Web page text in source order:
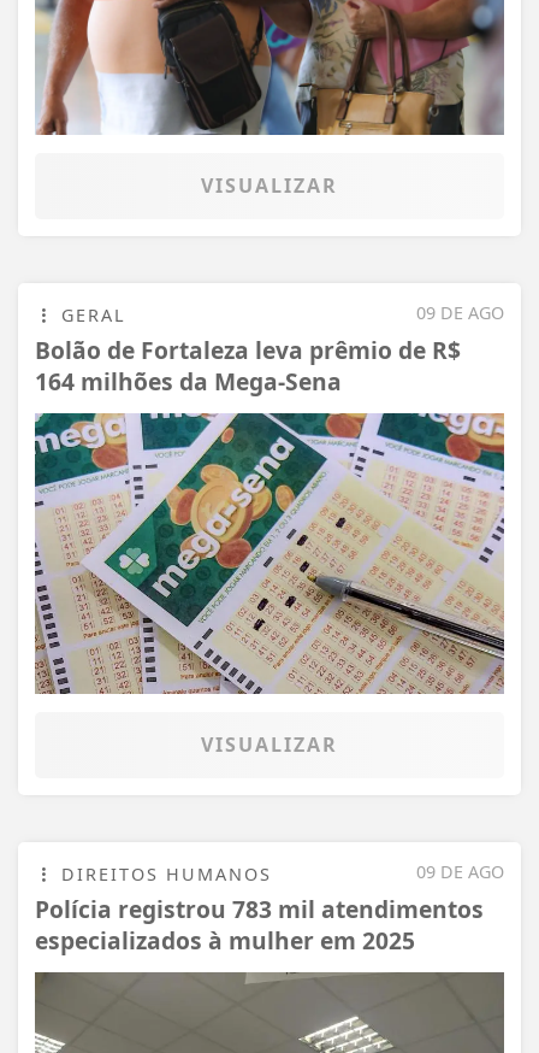
VISUALIZAR
09 DE AGO
GERAL
Bolão de Fortaleza leva prêmio de R$
164 milhões da Mega-Sena
VISUALIZAR
09 DE AGO
DIREITOS HUMANOS
Polícia registrou 783 mil atendimentos
especializados à mulher em 2025